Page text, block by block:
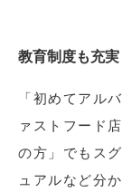
教育制度も充実
「初めてアル
ァストフード
の方」でもス
ュアルなど分